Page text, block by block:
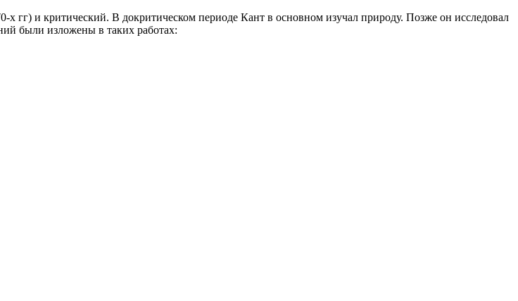
х гг) и критический. В докритическом периоде Кант в основном изучал природу. Позже он исследовал
были изложены в таких работах: